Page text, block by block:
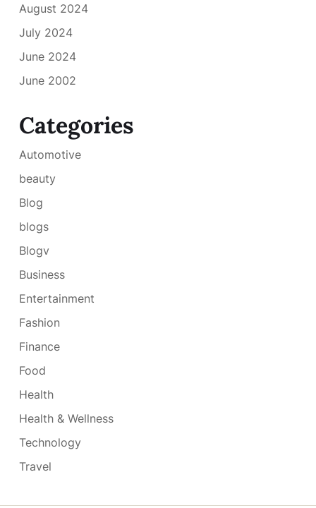
August 2024
July 2024
June 2024
June 2002
Categories
Automotive
beauty
Blog
blogs
Blogv
Business
Entertainment
Fashion
Finance
Food
Health
Health & Wellness
Technology
Travel